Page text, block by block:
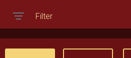
Filter